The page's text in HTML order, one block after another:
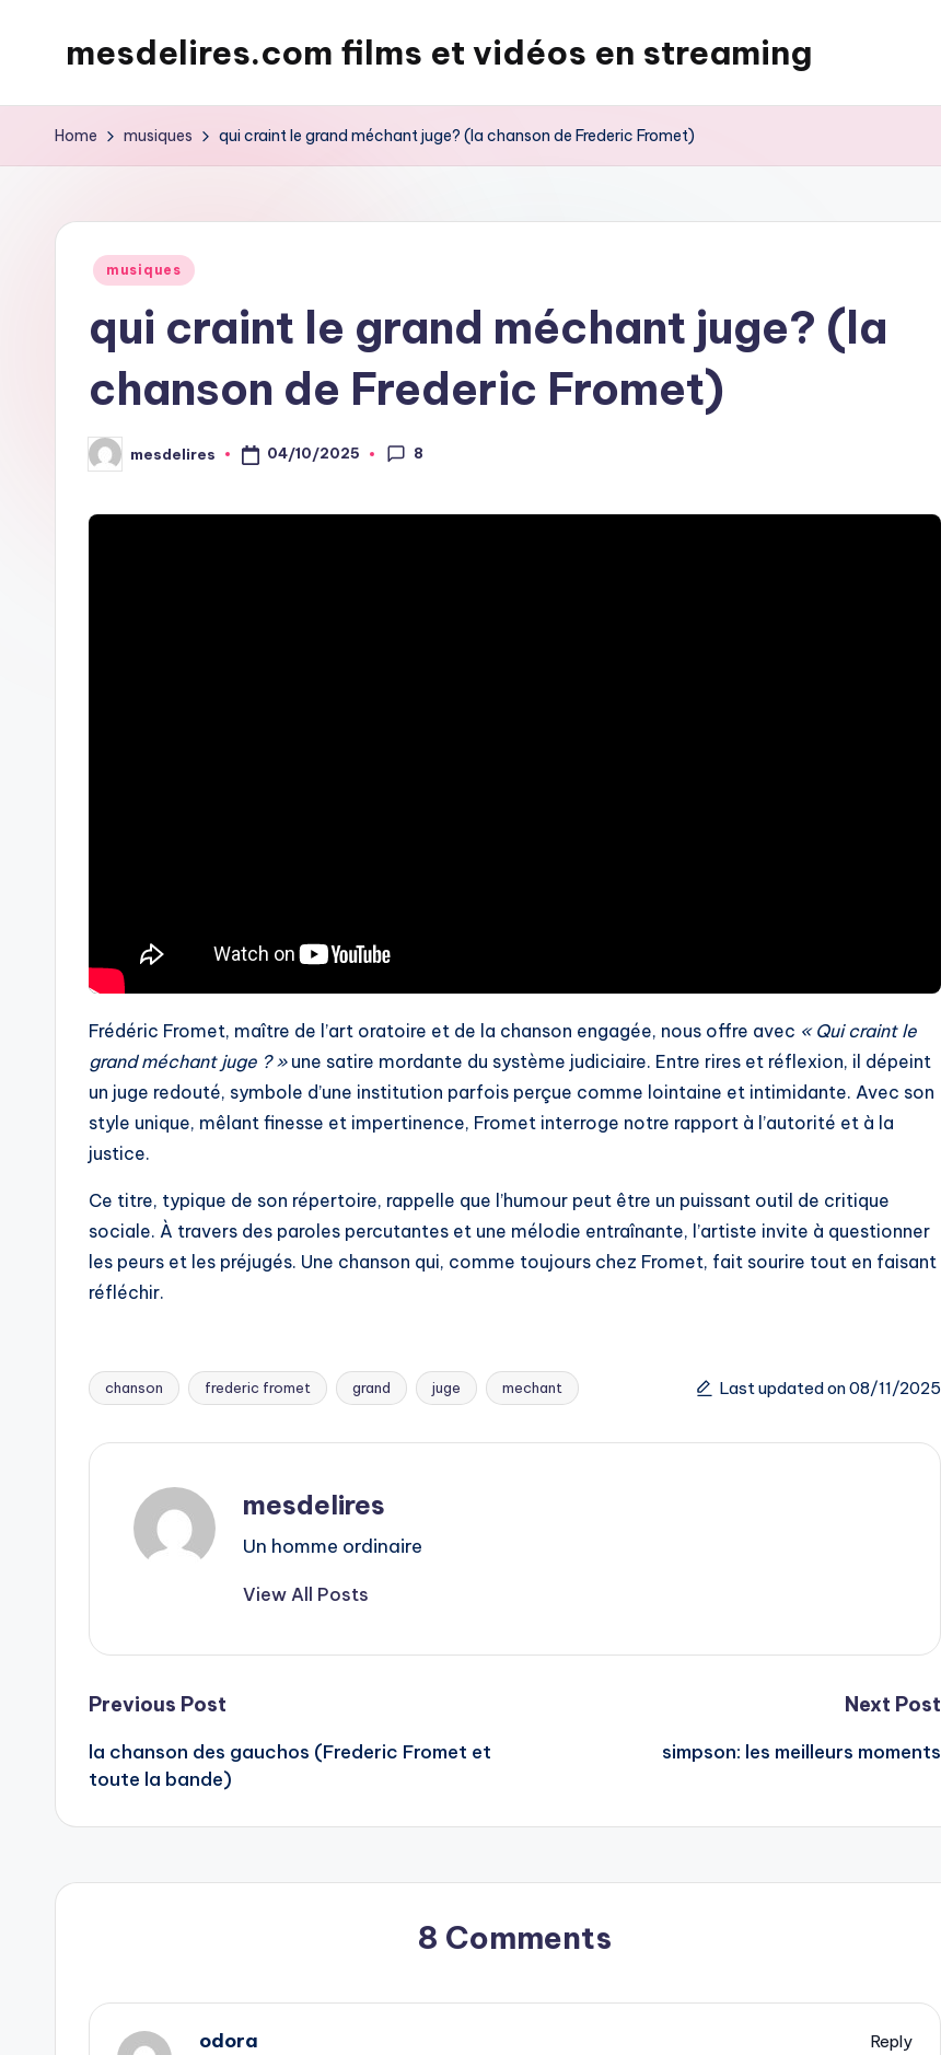
mesdelires.com films et vidéos en streaming
:
video
complet
français
Home musiques qui craint le grand méchant juge? (la chanson de Frederic Fromet)
Posted
musiques
qui craint le grand méchant juge? (la
chanson de Frederic Fromet)
Posted
by
mesdelires 04/10/2025 8
Frédéric Fromet, maître de l’art oratoire et de la chanson engagée, nous offre avec « Qui craint le
grand méchant juge ? »une satire mordante du système judiciaire. Entre rires et réflexion, il dépeint
un juge redouté, symbole d’une institution parfois perçue comme lointaine et intimidante. Avec son
style unique, mêlant finesse et impertinence, Fromet interroge notre rapport à l’autorité et à la
justice.
Ce titre, typique de son répertoire, rappelle que l’humour peut être un puissant outil de critique
sociale. À travers des paroles percutantes et une mélodie entraînante, l’artiste invite à questionner
les peurs et les préjugés. Une chanson qui, comme toujours chez Fromet, fait sourire tout en faisant
réfléchir.
Tags:
chanson frederic fromet grand juge mechant Last updated on 08/11/2025
mesdelires
Un homme ordinaire
View All Posts
Post
navigation
Previous Post
la chanson des gauchos (Frederic Fromet et
toute la bande)
Next Post
simpson: les meilleurs moments
8 Comments
odora
Reply